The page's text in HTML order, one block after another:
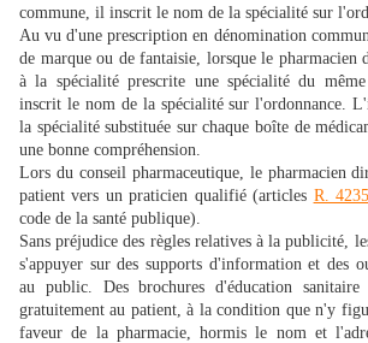
commune, il inscrit le nom de la spécialité sur
Au vu d'une prescription en dénomination
de marque ou de fantaisie, lorsque le pharmacien
à la spécialité prescrite une spécialité du
inscrit le nom de la spécialité sur l'ordonnance.
la spécialité substituée sur chaque boîte de
une bonne compréhension.
Lors du conseil pharmaceutique, le pharmacien
patient vers un praticien qualifié (articles R.
code de la santé publique).
Sans préjudice des règles relatives à la publicité,
s'appuyer sur des supports d'information et des
au public. Des brochures d'éducation sanitaire
gratuitement au patient, à la condition que n'y
faveur de la pharmacie, hormis le nom et